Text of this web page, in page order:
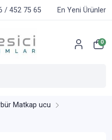
/ 452 75 65 En Yeni Ürünler
0
Matkap ucu